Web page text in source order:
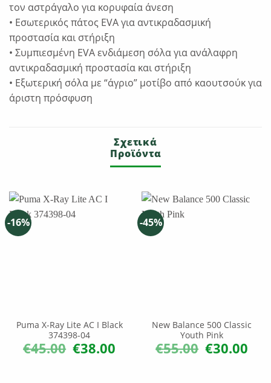
τον αστράγαλο για κορυφαία άνεση
• Εσωτερικός πάτος EVA για αντικραδασμική
προστασία και στήριξη
• Συμπιεσμένη EVA ενδιάμεση σόλα για ανάλαφρη
αντικραδασμική προστασία και στήριξη
• Εξωτερική σόλα με “άγριο” μοτίβο από καουτσούκ για
άριστη πρόσφυση
Σχετικά
Προϊόντα
-16%
Puma X-Ray Lite AC I Black
374398-04
€45.00 Original
price
€38.00Η
τρέχουσα
-45%
New Balance 500 Classic
Youth Pink
€55.00 Original
price
€30.00Η